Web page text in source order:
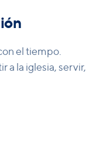
el tiempo.
a la iglesia, servir,